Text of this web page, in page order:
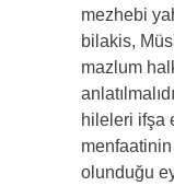
mezhebi
bilakis,
mazlum
hileleri ifşa
olunduğu